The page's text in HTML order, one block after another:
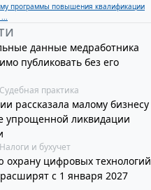
программы повышения квалификации
данные медработника
публиковать без его
Судебная практика
рассказала малому бизнесу
упрощенной ликвидации
Налоги и бухучет
охрану цифровых технологий
с 1 января 2027